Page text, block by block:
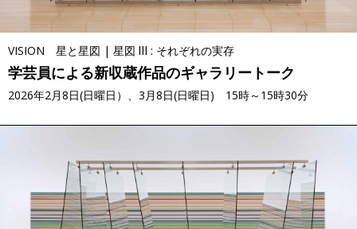
VISION 星と星図 | 星図 Ⅲ : それぞれの実存
学芸員による新収蔵作品のギャラリートーク
2026年2月8日(日曜日）、3月8日(日曜日) 15時～15時30分